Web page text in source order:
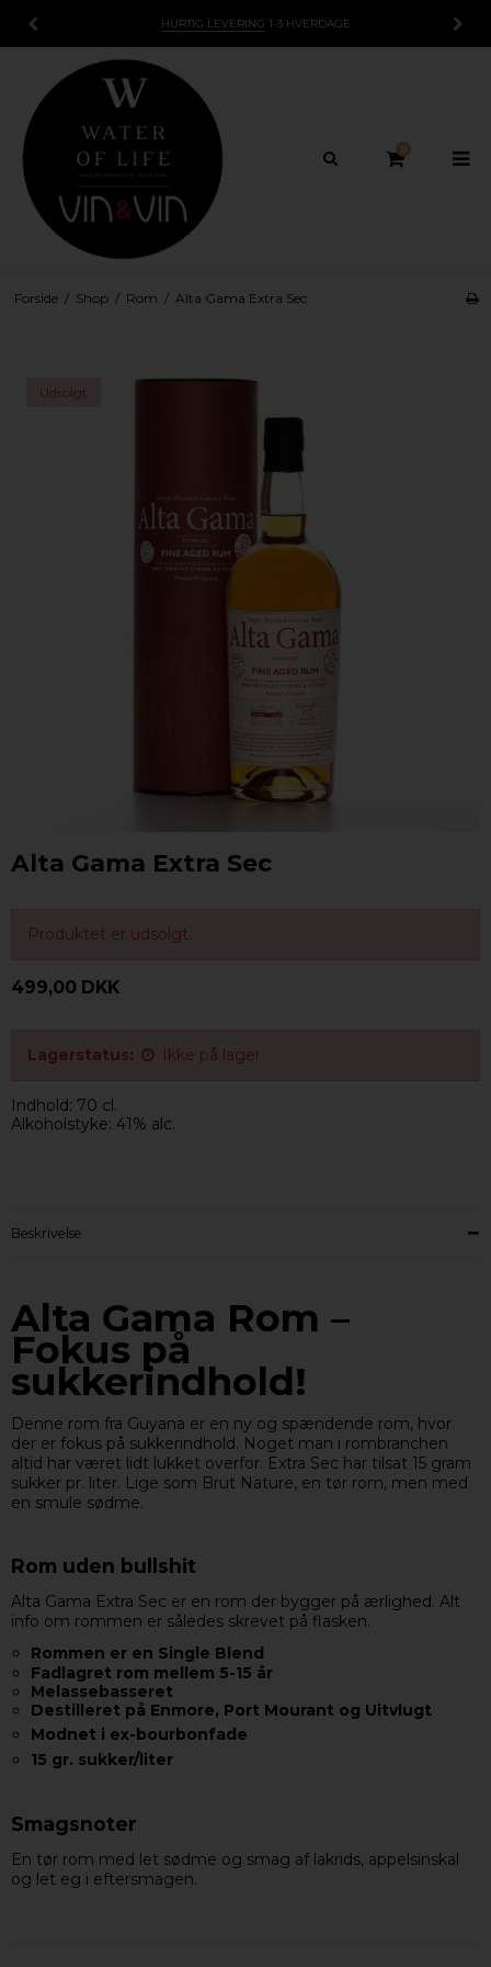
HURTIG LEVERING 1-3 HVERDAGE
0
Forside / Shop / Rom / Alta Gama Extra Sec
Udsolgt
Alta Gama Extra Sec
Produktet er udsolgt.
499,00 DKK
Lagerstatus: Ikke på lager
Indhold: 70 cl.
Alkoholstyke: 41% alc.
Beskrivelse
Alta Gama Rom –
Fokus på
sukkerindhold!
Denne rom fra Guyana er en ny og spændende rom, hvor
der er fokus på sukkerindhold. Noget man i rombranchen
altid har været lidt lukket overfor. Extra Sec har tilsat 15 gram
sukker pr. liter. Lige som Brut Nature, en tør rom, men med
en smule sødme.
Rom uden bullshit
Alta Gama Extra Sec er en rom der bygger på ærlighed. Alt
info om rommen er således skrevet på flasken.
Rommen er en Single Blend
Fadlagret rom mellem 5-15 år
Melassebasseret
Destilleret på Enmore, Port Mourant og Uitvlugt
Modnet i ex-bourbonfade
15 gr. sukker/liter
Smagsnoter
En tør rom med let sødme og smag af lakrids, appelsinskal
og let eg i eftersmagen.